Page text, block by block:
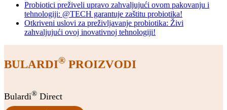
Probiotici preživeli upravo zahvaljujući ovom pakovanju i
tehnologiji: @TECH garantuje zaštitu probiotika!
Otkriveni uslovi za preživljavanje probiotika: Živi
zahvaljujući ovoj inovativnoj tehnologiji!
BULARDI® PROIZVODI
Bulardi® Direct